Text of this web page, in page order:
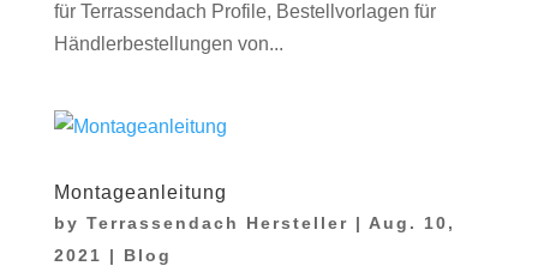
für Terrassendach Profile, Bestellvorlagen für
Händlerbestellungen von...
Montageanleitung
by Terrassendach Hersteller | Aug. 10,
2021 | Blog